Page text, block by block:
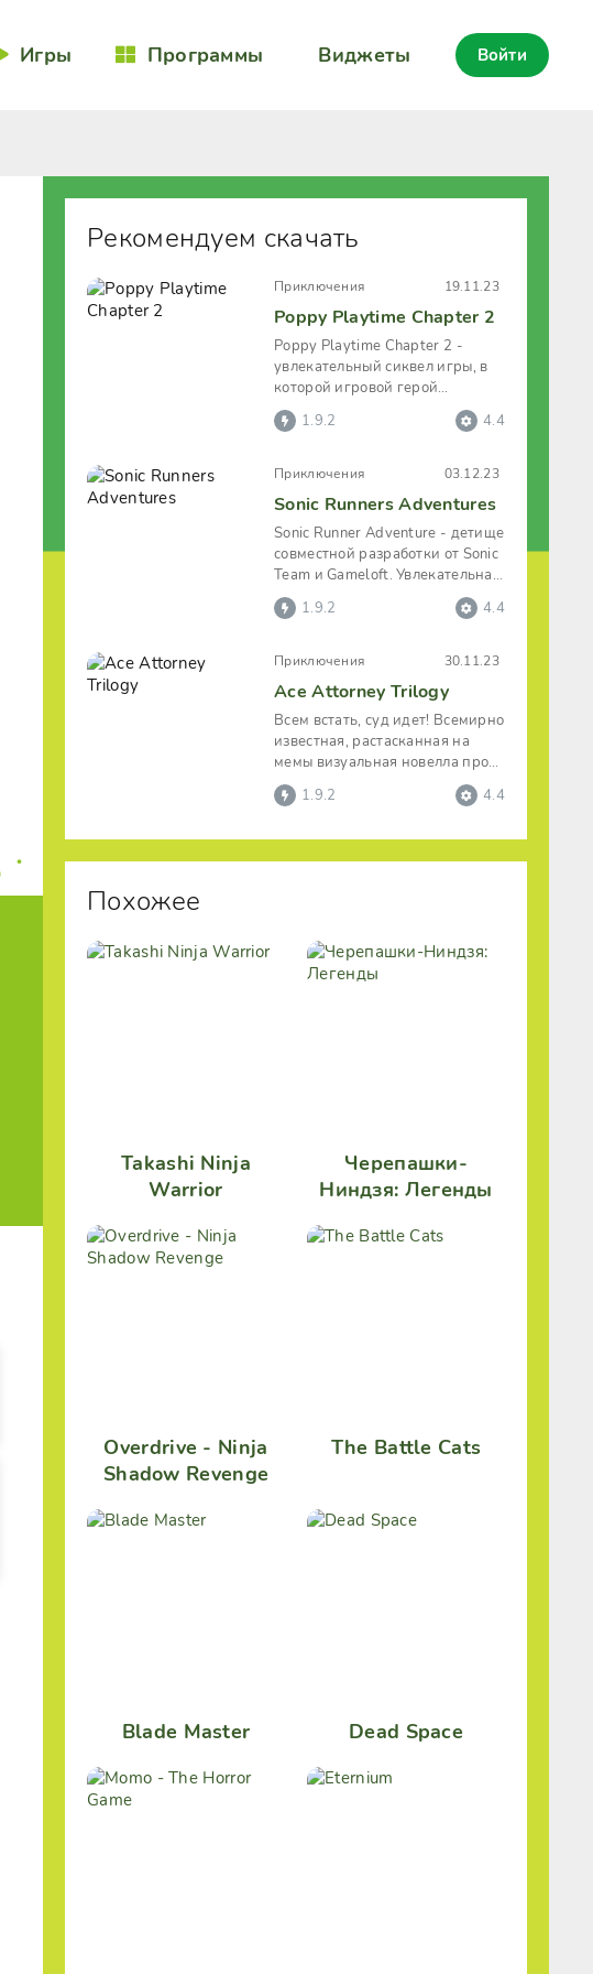
Игры Программы Виджеты Войти
Рекомендуем скачать
Приключения 19.11.23
Poppy Playtime Chapter 2
Poppy Playtime Chapter 2 -
увлекательный сиквел игры, в
которой игровой герой
продолжает ранее начавшееся
приключение
1.9.2 4.4
Приключения 03.12.23
Sonic Runners Adventures
Sonic Runner Adventure - детище
совместной разработки от Sonic
Team и Gameloft. Увлекательная
аркада со знакомым с
1.9.2 4.4
Приключения 30.11.23
Ace Attorney Trilogy
Всем встать, суд идет! Всемирно
известная, растасканная на
мемы визуальная новелла про
приключения в зале суда
теперь в
1.9.2 4.4
Похожее
Takashi Ninja
Warrior
Черепашки-
Ниндзя: Легенды
Overdrive - Ninja
Shadow Revenge
The Battle Cats
Blade Master Dead Space